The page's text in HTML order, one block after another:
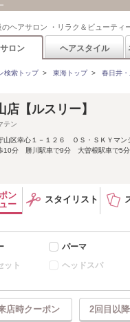
のヘアサロン ・リラク＆ビューティ
ロン ヘアスタイル
検索トップ> 東海トップ> 春日井
【ルスリー】
テン
山区幸心１－１２６ ＯＳ・ＳＫＹマ
10分 勝川駅車で9分 大曽根駅車で5分
ン
ー
スタイリスト
パーマ
ット ヘッドスパ
店時クーポン 2回目以